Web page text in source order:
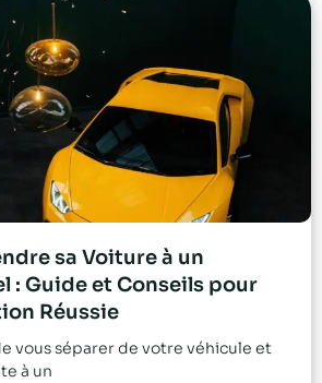
sa Voiture à un
: Guide et Conseils pour
Réussie
vous séparer de votre véhicule et
à un